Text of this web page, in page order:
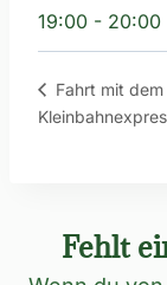
19:00 - 20:00
Fahrt mit dem
Fehlt